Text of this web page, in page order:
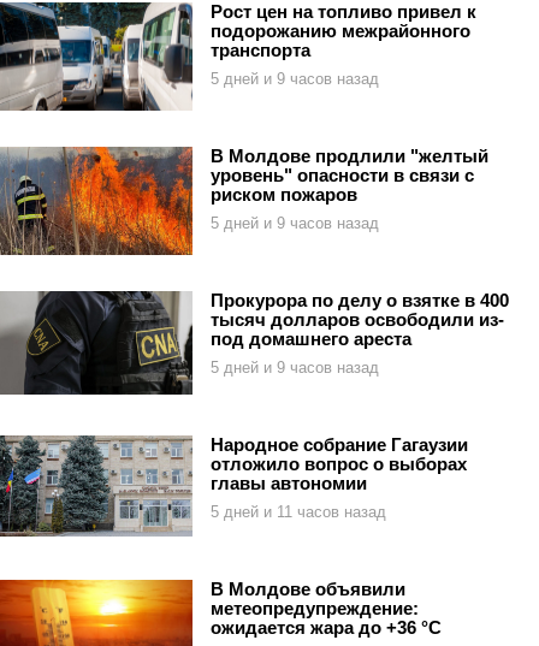
Рост цен на топливо привел к
подорожанию межрайонного
транспорта
5 дней и 9 часов назад
В Молдове продлили "желтый
уровень" опасности в связи с
риском пожаров
5 дней и 9 часов назад
Прокурора по делу о взятке в 400
тысяч долларов освободили из-
под домашнего ареста
5 дней и 9 часов назад
Народное собрание Гагаузии
отложило вопрос о выборах
главы автономии
5 дней и 11 часов назад
В Молдове объявили
метеопредупреждение:
ожидается жара до +36 °C